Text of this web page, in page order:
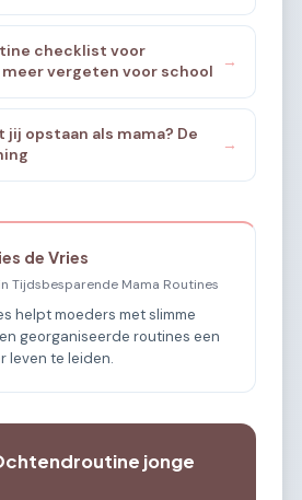
checklist voor
vergeten voor school
→
jij opstaan als mama? De
→
de Vries
Tijdsbesparende Mama Routines
helpt moeders met slimme
georganiseerde routines een
leven te leiden.
jonge